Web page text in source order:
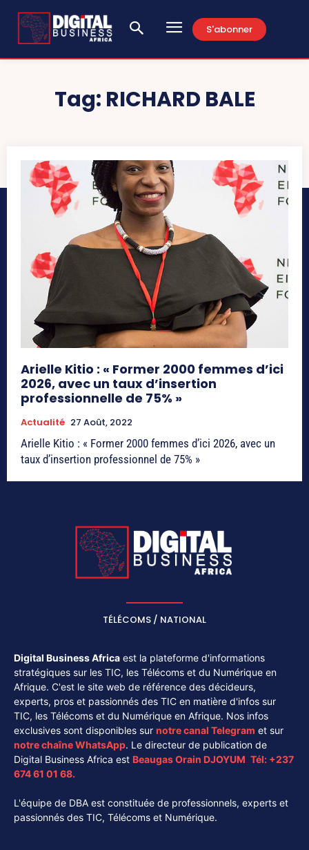
S'abonner
Tag: RICHARD BALE
Arielle Kitio : « Former 2000 femmes d’ici
2026, avec un taux d’insertion
professionnelle de 75% »
Actualité 27 Août, 2022
Arielle Kitio : « Former 2000 femmes d’ici 2026, avec un
taux d’insertion professionnel de 75% »
TÉLÉCOMS / NATIONAL
Digital Business Africa est la plateforme d'informations
stratégiques sur les TIC, les Télécoms et du Numérique en
Afrique. C'est le site web de référence des décideurs,
experts, pros et passionnés des TIC en matière d'infos sur
TIC, les Télécoms et du Numérique en Afrique. Nos infos
exclusives sont disponibles sur notre canal Telegram et sur
notre chaîneWhatsApp. Le directeur de publication de
Digital Business Africa est Beaugas Orain DJOYUM. Tél: +237
674 61 01 68.
L'équipe de DBA est constituée de professionnels, experts et
passionnés des TIC, Télécoms et Numérique.